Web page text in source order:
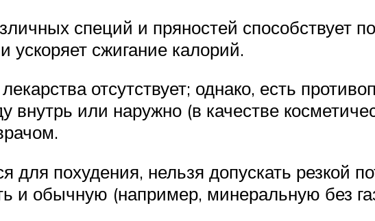
специй и пряностей способствует
сжигание калорий.
отсутствует; однако, есть
или наружно (в качестве
для похудения, нельзя допускать резкой
и обычную (например, минеральную без